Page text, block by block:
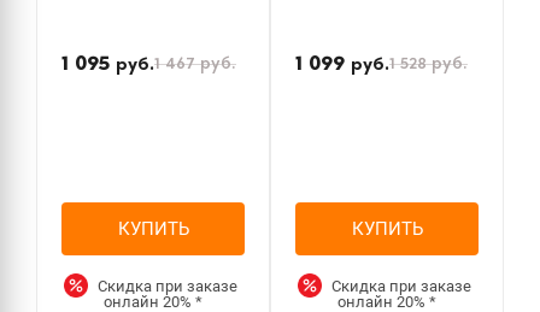
1 095 руб.1 467руб.
КУПИТЬ
Скидка при заказе
онлайн20%*
1 099 руб.1 528руб.
КУПИТЬ
Скидка при заказе
онлайн20%*